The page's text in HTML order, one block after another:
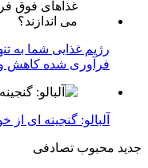
رژیم غذایی شما به
فرآوری شده کاهش
آلبالو: گنجینه ای
جدید محبوب تصادفی